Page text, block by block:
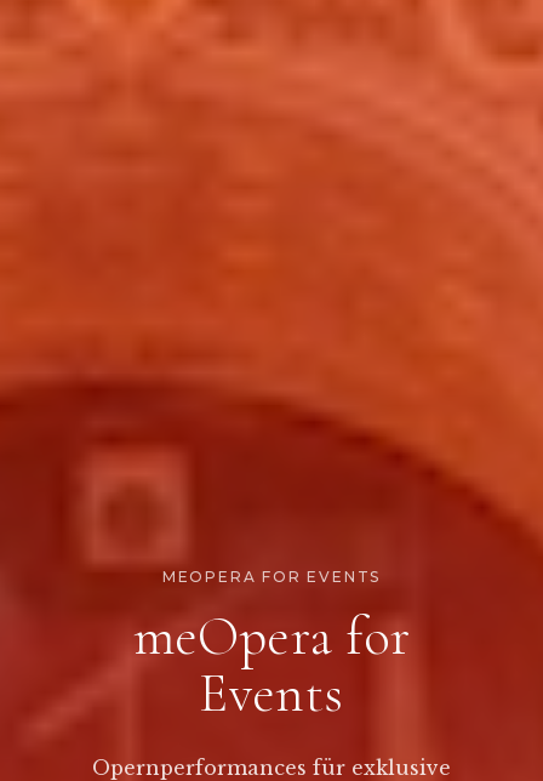
MEOPERA FOR EVENTS
meOpera for
Events
Opernperformances für exklusive